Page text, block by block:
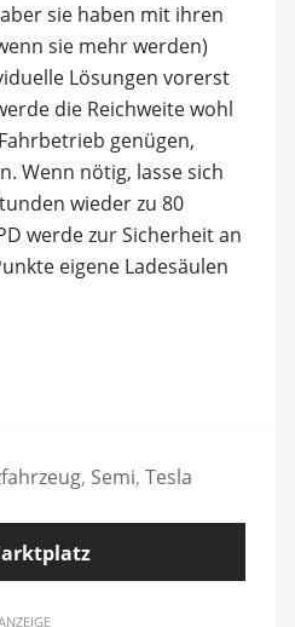
sie haben mit ihren
sie mehr werden)
Lösungen vorerst
die Reichweite wohl
genügen,
Wenn nötig, lasse sich
wieder zu 80
werde zur Sicherheit an
eigene Ladesäulen
, Semi, Tesla